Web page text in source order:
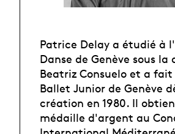
Patrice Delay a étudié à
Danse de Genève sous
Beatriz Consuelo et a
Ballet Junior de Genève
création en 1980. Il
médaille d'argent au